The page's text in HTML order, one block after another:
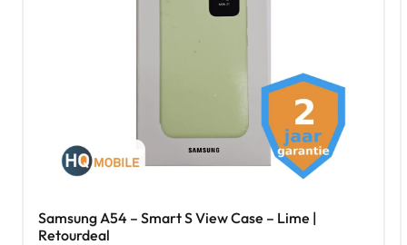
Samsung A54 – Smart S View Case – Lime |
Retourdeal